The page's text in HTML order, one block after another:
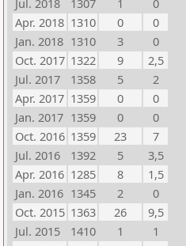
Jul. 2018
1307 1
0
Apr. 2018 1310 0
0
Jan. 2018 1310 3
0
Oct. 2017 1322 9
2,5
Jul. 2017
1358 5
2
Apr. 2017 1359 0
0
Jan. 2017 1359 0
0
Oct. 2016 1359 23
7
Jul. 2016
1392 5
3,5
Apr. 2016 1285 8
1,5
Jan. 2016 1345 2
0
Oct. 2015 1363 26
9,5
Jul. 2015
1410 1
1